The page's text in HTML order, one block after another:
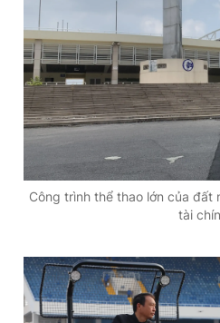
Công trình thể thao lớn của đất
tài